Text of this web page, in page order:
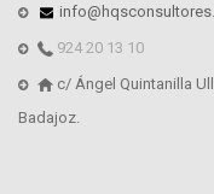
924 20 13 10
c/ Ángel Quintanilla
Badajoz.